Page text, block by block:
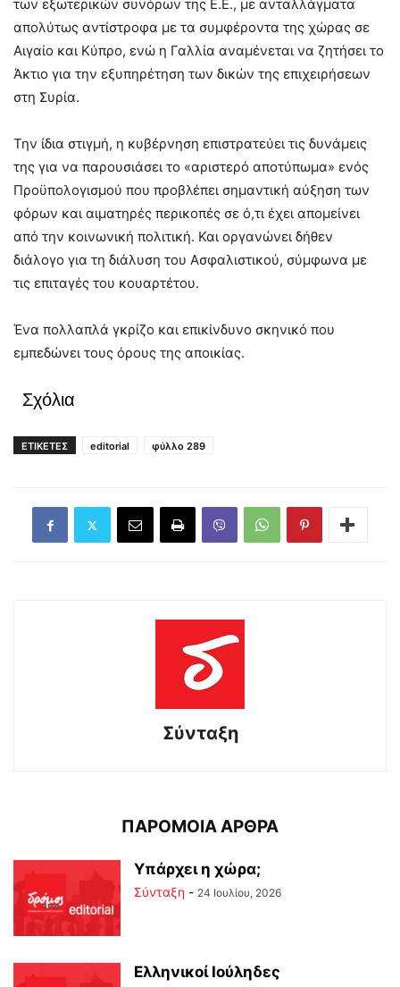
των εξωτερικών συνόρων της Ε.Ε., με ανταλλάγματα
απολύτως αντίστροφα με τα συμφέροντα της χώρας σε
Αιγαίο και Κύπρο, ενώ η Γαλλία αναμένεται να ζητήσει το
Άκτιο για την εξυπηρέτηση των δικών της επιχειρήσεων
στη Συρία.
Την ίδια στιγμή, η κυβέρνηση επιστρατεύει τις δυνάμεις
της για να παρουσιάσει το «αριστερό αποτύπωμα» ενός
Προϋπολογισμού που προβλέπει σημαντική αύξηση των
φόρων και αιματηρές περικοπές σε ό,τι έχει απομείνει
από την κοινωνική πολιτική. Και οργανώνει δήθεν
διάλογο για τη διάλυση του Ασφαλιστικού, σύμφωνα με
τις επιταγές του κουαρτέτου.
Ένα πολλαπλά γκρίζο και επικίνδυνο σκηνικό που
εμπεδώνει τους όρους της αποικίας.
Σχόλια
ΕΤΙΚΕΤΕΣ editorial φύλλο 289
Σύνταξη
ΠΑΡΟΜΟΙΑ ΑΡΘΡΑ
Υπάρχει η χώρα;
Σύνταξη - 24 Ιουλίου, 2026
Ελληνικοί Ιούληδες